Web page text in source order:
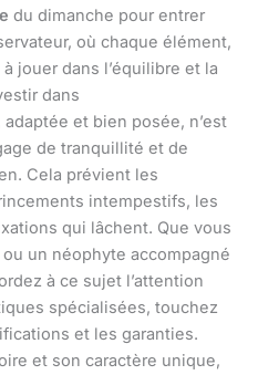
du dimanche pour entrer
où chaque élément,
jouer dans l’équilibre et la
dans
et bien posée, n’est
de tranquillité et de
Cela prévient les
intempestifs, les
qui lâchent. Que vous
un néophyte accompagné
à ce sujet l’attention
spécialisées, touchez
et les garanties.
et son caractère unique,